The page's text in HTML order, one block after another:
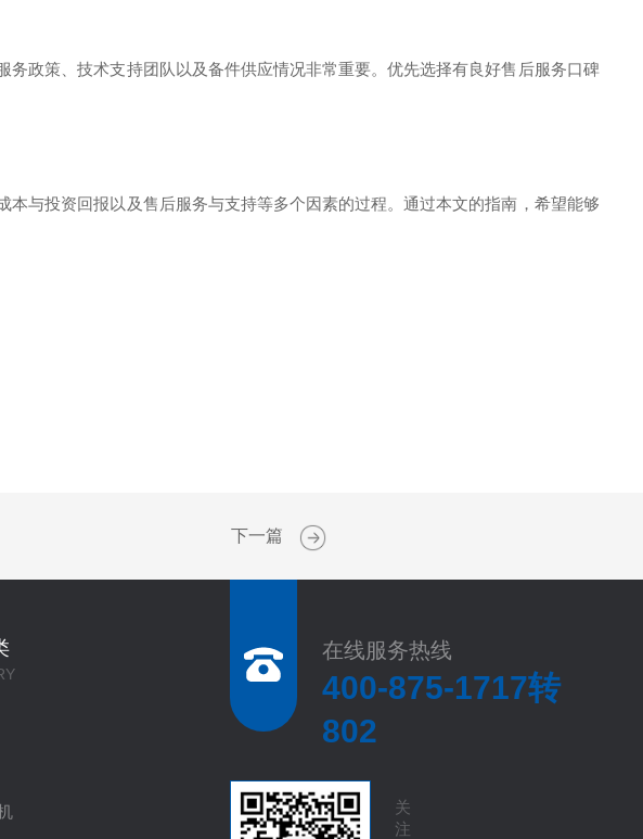
政策、技术支持团队以及备件供应情况非常重要。优先选择有良好售后服务口碑
与投资回报以及售后服务与支持等多个因素的过程。通过本文的指南，希望能够
下一篇
在线服务热线
400-875-1717转
802
关
注